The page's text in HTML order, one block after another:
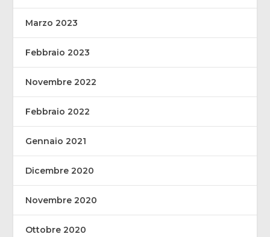
Marzo 2023
Febbraio 2023
Novembre 2022
Febbraio 2022
Gennaio 2021
Dicembre 2020
Novembre 2020
Ottobre 2020